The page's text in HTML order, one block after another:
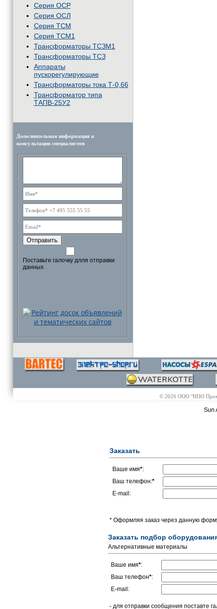
Серия ОСР
Серия ОСЛ
Серия ТСМ
Серия ТСМ1
Трансформаторы ТСЗМ1
Трансформаторы ТСЗ
Аппараты
пускорегулирующие
Трансформаторы тока Т-0,66
Трансформатор типа
ТАПВ-25У2
Дополнительная информация и
консультации специалистов
Отправить
Поставьте галочку длля отправки
данных
© 2026 ООО "НПО
Sun
Заказать
Ваше имя*:
Ваш телефон:*
E-mail:
* Оформляя заказ через данную
Заказать подбор
Альтернативные материалы
Ваше имя*:
Ваш телефон*:
E-mail:
- для отправки сообщения поставте